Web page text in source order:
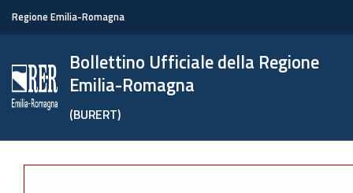
Regione Emilia-Romagna
Bollettino Ufficiale della Regione
Emilia-Romagna
(BURERT)